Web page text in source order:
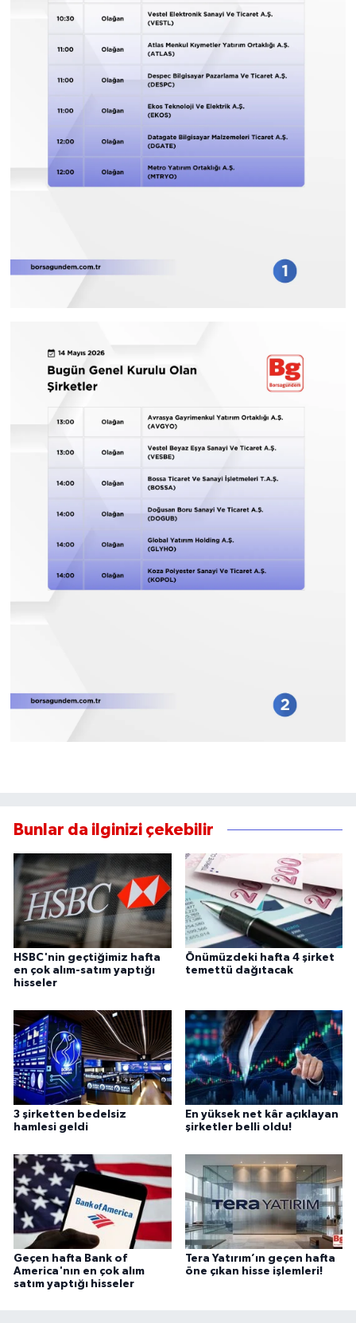
Bunlar da ilginizi çekebilir
HSBC'nin geçtiğimiz hafta
en çok alım-satım yaptığı
hisseler
Önümüzdeki hafta 4 şirket
temettü dağıtacak
3 şirketten bedelsiz
hamlesi geldi
En yüksek net kâr açıklayan
şirketler belli oldu!
Geçen hafta Bank of
America'nın en çok alım
satım yaptığı hisseler
Tera Yatırım’ın geçen hafta
öne çıkan hisse işlemleri!